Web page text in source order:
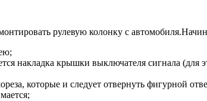
рулевую колонку с
накладка крышки выключателя сигнала (для
которые и следует отвернуть фигурной